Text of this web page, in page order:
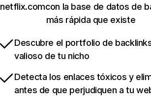
netflix.comcon la base de datos de
más rápida que existe
Descubre el portfolio de
valioso de tu nicho
Detecta los enlaces tóxicos y
antes de que perjudiquen a tu